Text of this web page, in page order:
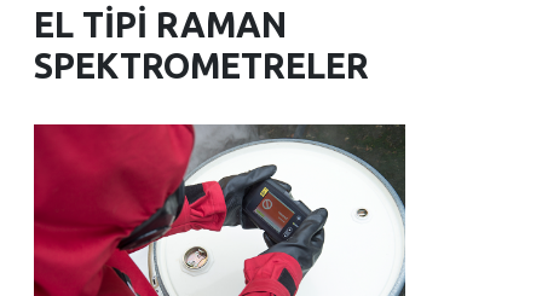
EL TİPİ RAMAN
SPEKTROMETRELER